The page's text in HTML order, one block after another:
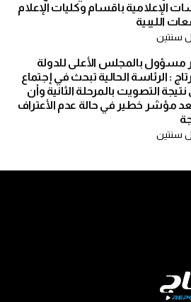
الإعلامية باقسام وكليات الإعلام
الليبية
سنتين
مسؤول بالمجلس الأعلى للدولة
: الرئاسة الحالية تبحث في إجتماع
التصويت بالمرحلة الثانية وأن
مؤشر خطير في حالة عدم الأعتراف
سنتين